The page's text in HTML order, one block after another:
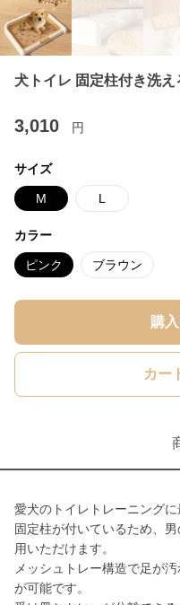
犬トイレ 固定柱付き洗
3,010 円
サイズ
M L
カラー
ピンク ブラウン
購
カー
愛犬のトイレトレーニングに
固定柱が付いているため、
用いただけます。
メッシュトレー構造で足が
が可能です。